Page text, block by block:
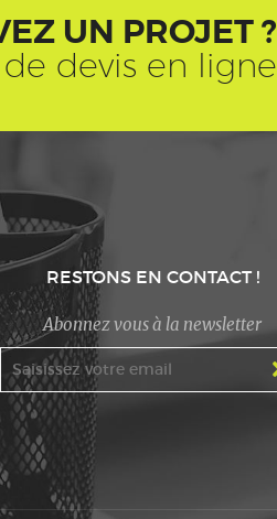
UN PROJET ?
devis en ligne
RESTONS EN CONTACT !
Abonnez vous à la newsletter